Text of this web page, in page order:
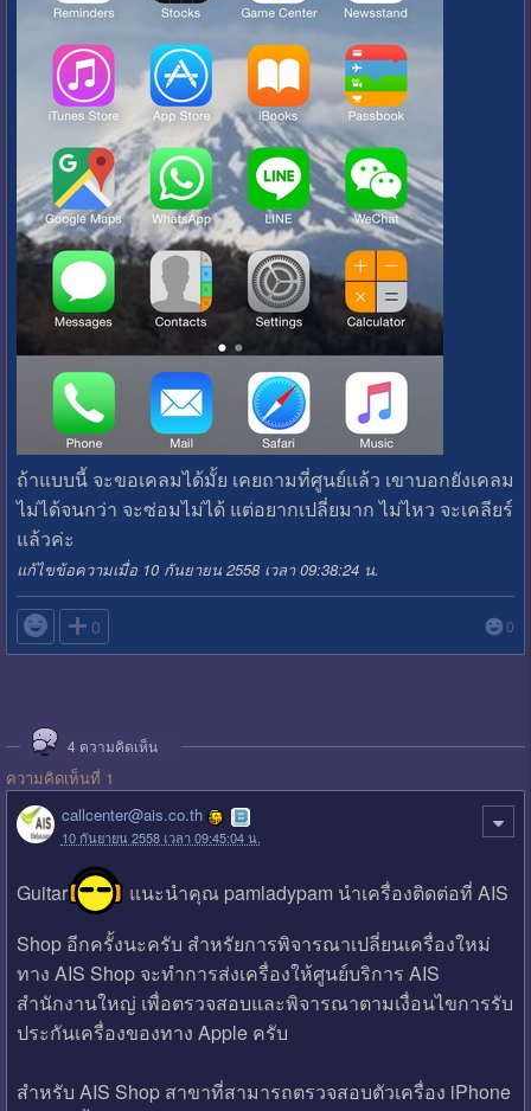
ถ้าแบบนี้ จะขอเคลมได้มั้ย เคยถามที่ศูนย์แล้ว เขาบอกยังเคลม
ไม่ได้จนกว่า จะซ่อมไม่ได้ แต่อยากเปลี่ยมาก ไม่ไหว จะเคลียร์
แล้วค่ะ
แก้ไขข้อความเมื่อ 10 กันยายน 2558 เวลา 09:38:24 น.
 0 0
4 ความคิดเห็น
ความคิดเห็นที่ 1
callcenter@ais.co.th
10 กันยายน 2558 เวลา 09:45:04 น.
Guitar
แนะนำคุณ pamladypam นำเครื่องติดต่อที่ AIS
Shop อีกครั้งนะครับ สำหรัยการพิจารณาเปลี่ยนเครื่องใหม่
ทาง AIS Shop จะทำการส่งเครื่องให้ศูนย์บริการ AIS
สำนักงานใหญ่ เพื่อตรวจสอบและพิจารณาตามเงื่อนไขการรับ
ประกันเครื่องของทาง Apple ครับ
สำหรับ AIS Shop สาขาที่สามารถตรวจสอบตัวเครื่อง iPhone